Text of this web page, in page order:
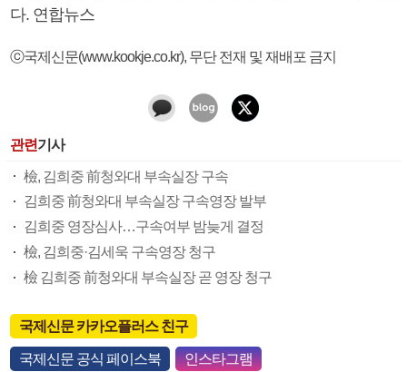
다. 연합뉴스
ⓒ국제신문(www.kookje.co.kr), 무단 전재 및 재배포 금지
관련기사
檢, 김희중 前청와대 부속실장 구속
김희중 前청와대 부속실장 구속영장 발부
김희중 영장심사…구속여부 밤늦게 결정
檢, 김희중·김세욱 구속영장 청구
檢 김희중 前청와대 부속실장 곧 영장 청구
국제신문 카카오플러스 친구
국제신문 공식 페이스북 인스타그램